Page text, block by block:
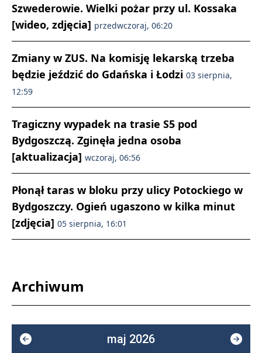
Szwederowie. Wielki pożar przy ul. Kossaka
[wideo, zdjęcia] przedwczoraj, 06:20
Zmiany w ZUS. Na komisję lekarską trzeba
będzie jeździć do Gdańska i Łodzi 03 sierpnia,
12:59
Tragiczny wypadek na trasie S5 pod
Bydgoszczą. Zginęła jedna osoba
[aktualizacja] wczoraj, 06:56
Płonął taras w bloku przy ulicy Potockiego w
Bydgoszczy. Ogień ugaszono w kilka minut
[zdjęcia] 05 sierpnia, 16:01
Archiwum
maj 2026